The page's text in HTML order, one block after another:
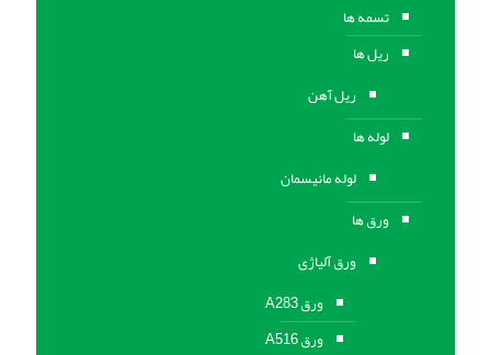
تسمه ها
ریل ها
ریل آهن
لوله ها
لوله مانیسمان
ورق ها
ورق آلیاژی
ورق A283
ورق A516